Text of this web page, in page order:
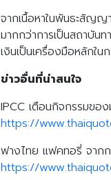
จากเนื้อหาในพันธะสัญญ
มากกว่าการเป็นสถาบัน
เงินเป็นเครื่องมือหลักใ
ข่าวอื่นที่น่าสนใจ
IPCC เตือนกิจกรรมขอ
https://
ฟางไทย แฟคทอรี่ จาก
https://